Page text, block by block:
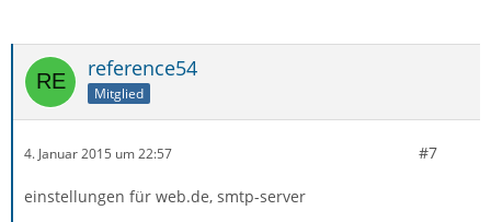
reference54
Mitglied
4. Januar 2015 um 22:57 #7
einstellungen für web.de, smtp-server